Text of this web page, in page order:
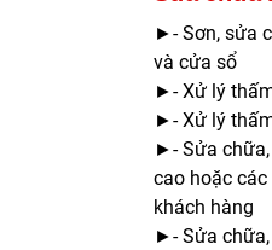
►- Sơn, sửa
và cửa sổ
►- Xử lý
►- Xử lý
►- Sửa
cao hoặc
khách hàng
►- Sửa